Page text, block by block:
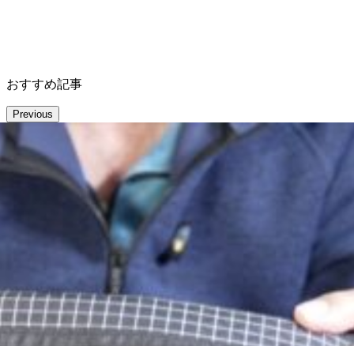
おすすめ記事
Previous